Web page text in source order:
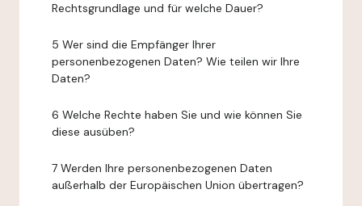
Rechtsgrundlage und für welche Dauer?
5 Wer sind die Empfänger Ihrer
personenbezogenen Daten? Wie teilen wir Ihre
Daten?
6 Welche Rechte haben Sie und wie können Sie
diese ausüben?
7 Werden Ihre personenbezogenen Daten
außerhalb der Europäischen Union übertragen?